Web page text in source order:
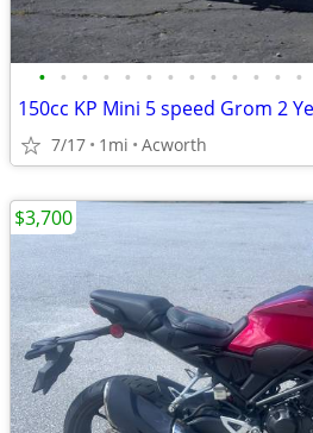
• • • • • • • • • • • • •
7/17 1mi Acworth
$3,700